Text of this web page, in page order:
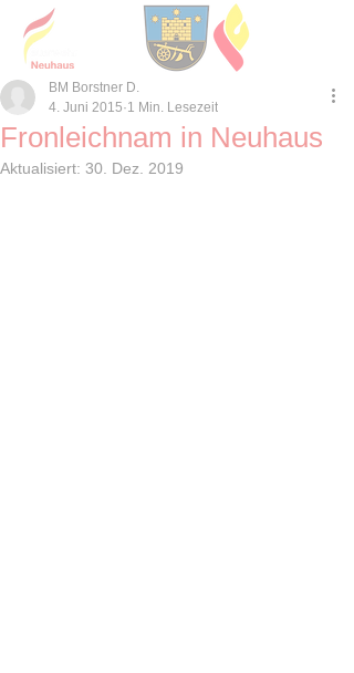
Fronleichnam in Neuhaus
BM Borstner D.
4. Juni 2015 1 Min. Lesezeit
Aktualisiert: 30. Dez. 2019